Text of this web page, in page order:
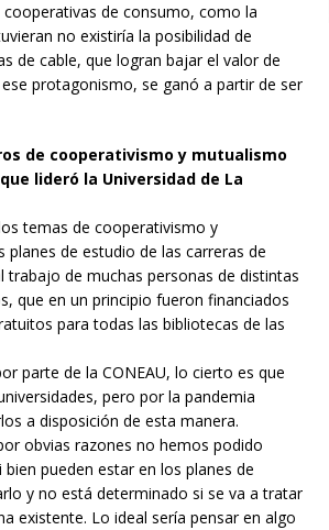
de consumo, como la
no existiría la posibilidad de
de cable, que logran bajar el valor de
protagonismo, se ganó a partir de ser
de cooperativismo y mutualismo
lideró la Universidad de La
temas de cooperativismo y
de estudio de las carreras de
trabajo de muchas personas de distintas
que en un principio fueron financiados
para todas las bibliotecas de las
parte de la CONEAU, lo cierto es que
pero por la pandemia
a disposición de esta manera.
obvias razones no hemos podido
pueden estar en los planes de
y no está determinado si se va a tratar
existente. Lo ideal sería pensar en algo